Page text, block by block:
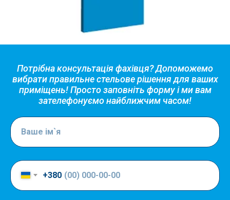
Потрібна консультація фахівця? Допоможемо
вибрати правильне стельове рішення для ваших
приміщень! Просто заповніть форму і ми вам
зателефонуємо найближчим часом!
+380